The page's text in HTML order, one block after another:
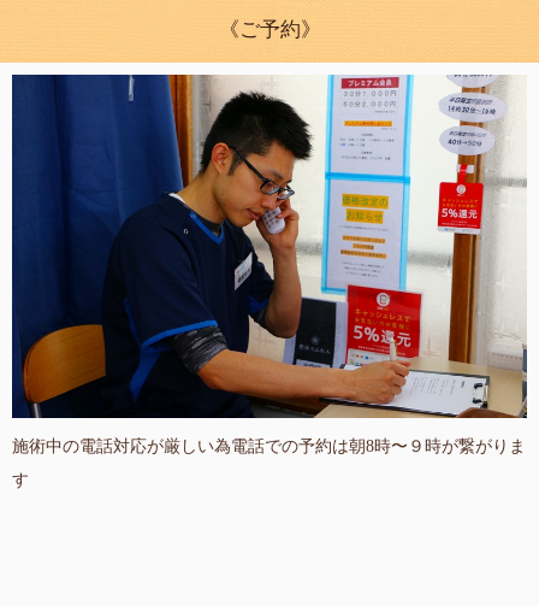
《ご予約》
施術中の電話対応が厳しい為電話での予約は朝8時〜９時が繋がりま
す